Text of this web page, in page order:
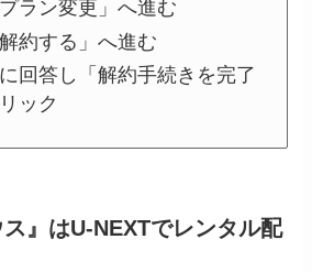
ラン変更」へ進む
約する」へ進む
回答し「解約手続きを完了
ック
』はU-NEXTでレンタル配